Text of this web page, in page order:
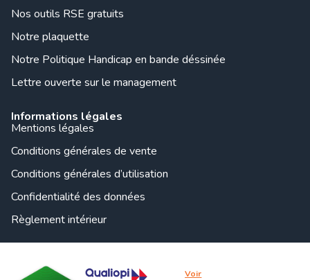
Nos outils RSE gratuits
Notre plaquette
Notre Politique Handicap en bande déssinée
Lettre ouverte sur le management
Informations légales
Mentions légales
Conditions générales de vente
Conditions générales d’utilisation
Confidentialité des données
Règlement intérieur
Voir